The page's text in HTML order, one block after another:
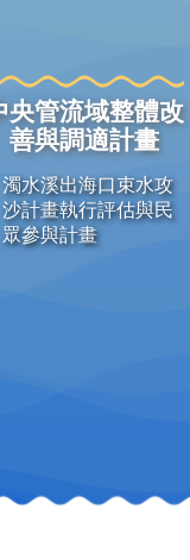
央管流域整體改
善與調適計畫
濁水溪出海口束水攻
沙計畫執行評估與民
眾參與計畫